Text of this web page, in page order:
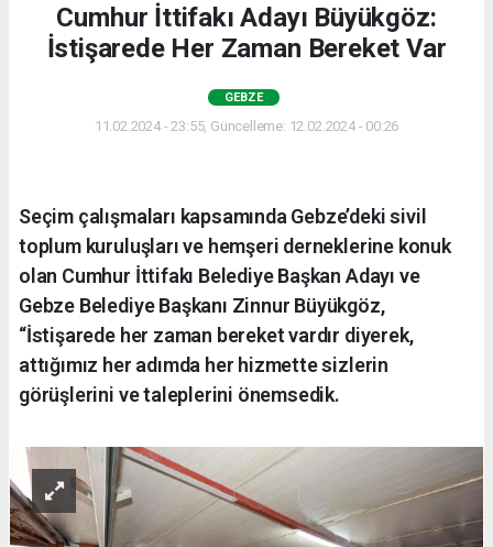
Cumhur İttifakı Adayı Büyükgöz:
İstişarede Her Zaman Bereket Var
GEBZE
11.02.2024 - 23:55, Güncelleme: 12.02.2024 - 00:26
Seçim çalışmaları kapsamında Gebze’deki sivil
toplum kuruluşları ve hemşeri derneklerine konuk
olan Cumhur İttifakı Belediye Başkan Adayı ve
Gebze Belediye Başkanı Zinnur Büyükgöz,
“İstişarede her zaman bereket vardır diyerek,
attığımız her adımda her hizmette sizlerin
görüşlerini ve taleplerini önemsedik.